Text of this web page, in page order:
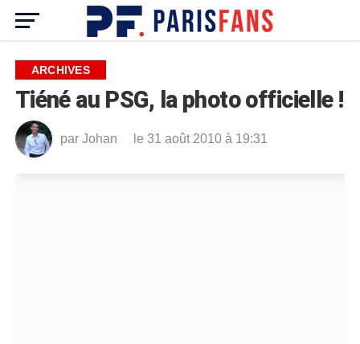
ARCHIVES
Tiéné au PSG, la photo officielle !
par Johan le 31 août 2010 à 19:31